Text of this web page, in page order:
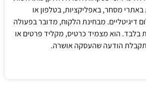
באתרי מסחר, באפליקציות, בטלפון או
דיגיטליים. מבחינת הלקוח, מדובר בפעולה
בלבד. הוא מצמיד כרטיס, מקליד פרטים או
הודעה שהעסקה אושרה.